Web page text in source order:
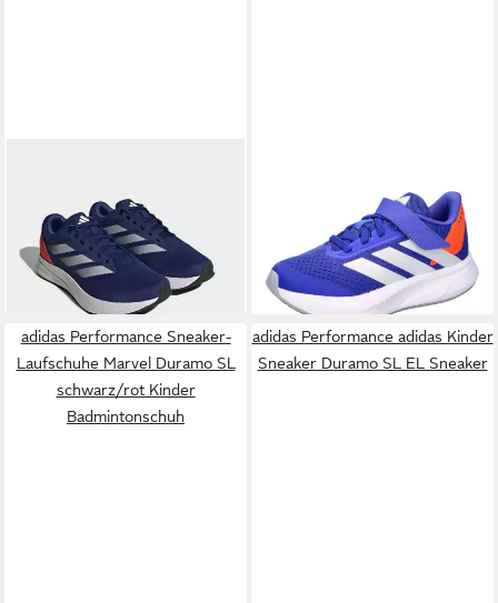
leicht
39,99 € UVP 50,00 €
-20%
adidas Kinder Laufschuhe
DURAMO SL2 EL C
Laufschuh
UVP45,00 €
adidas Performance Sneaker-
Laufschuhe Marvel Duramo SL
schwarz/rot Kinder
Badmintonschuh
adidas Performance adidas Kinder
Sneaker Duramo SL EL Sneaker